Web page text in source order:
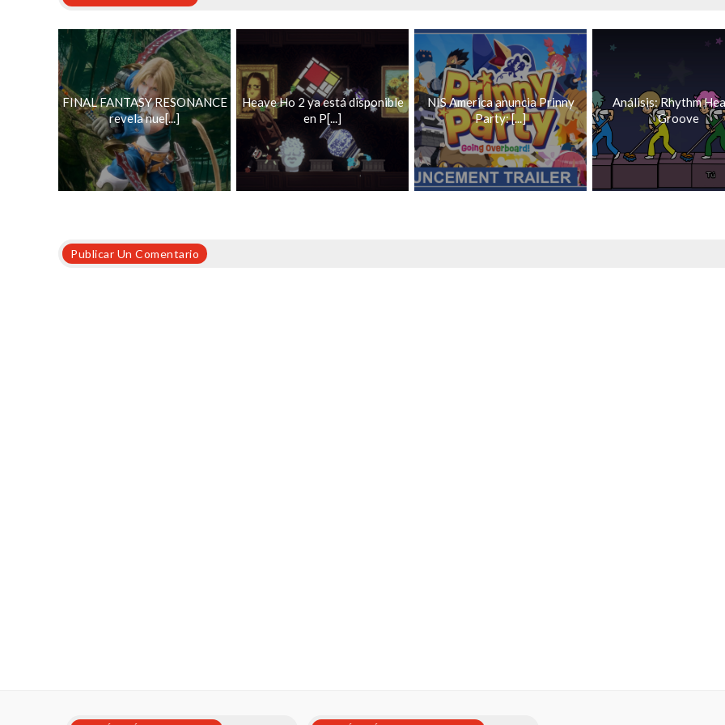
FINAL FANTASY RESONANCE
revela nue[...]
Heave Ho 2 ya está disponible
en P[...]
NIS America anuncia Prinny
Party: [...]
Análisis: Rhythm
Groove
Publicar Un Comentario